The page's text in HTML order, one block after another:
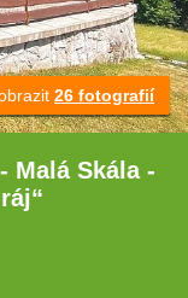
26 fotografií
Malá Skála -